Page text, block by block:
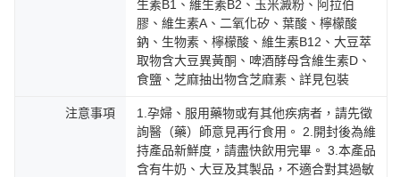
生素B1、維生素B2、玉米澱粉、阿拉伯
膠、維生素A、二氧化矽、葉酸、檸檬酸
鈉、生物素、檸檬酸、維生素B12、大豆萃
取物含大豆異黃酮、啤酒酵母含維生素D、
食鹽、芝麻抽出物含芝麻素、詳見包裝
注意事項
1.孕婦、服用藥物或有其他疾病者，請先徵
詢醫（藥）師意見再行食用。 2.開封後為維
持產品新鮮度，請盡快飲用完畢。 3.本產品
含有牛奶、大豆及其製品，不適合對其過敏